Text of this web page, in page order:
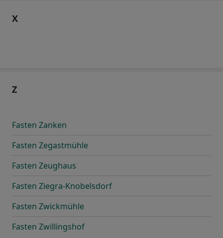
X
Z
Fasten Zanken
Fasten Zegastmühle
Fasten Zeughaus
Fasten Ziegra-Knobelsdorf
Fasten Zwickmühle
Fasten Zwillingshof